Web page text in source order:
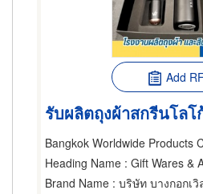
Add
รับผลิตถุงผ้าสกรีนโลโ
Bangkok Worldwide Products
Heading Name : Gift Wares &
Brand Name : บริษัท บางกอกเ